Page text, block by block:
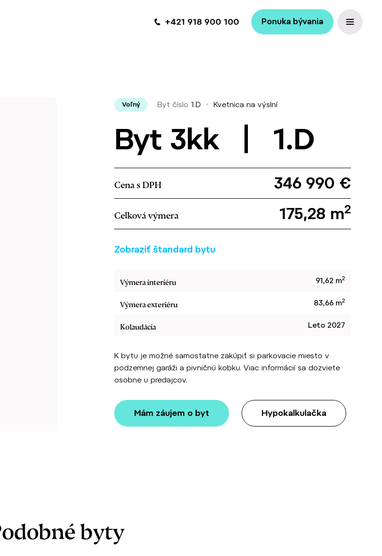
+421 918 900 100 Ponuka bývania
Voľný Byt číslo 1.D Kvetnica na výslní
Byt 3kk | 1.D
Cena s DPH 346 990 €
Celková výmera 175,28 m2
Zobraziť štandard bytu
Výmera interiéru 91,62 m2
Výmera exteriéru 83,66 m2
Kolaudácia Leto 2027
K bytu je možné samostatne zakúpiť si parkovacie miesto v
podzemnej garáži a pivničnú kobku. Viac informácií sa dozviete
osobne u predajcov.
Mám záujem o byt Hypokalkulačka
byty